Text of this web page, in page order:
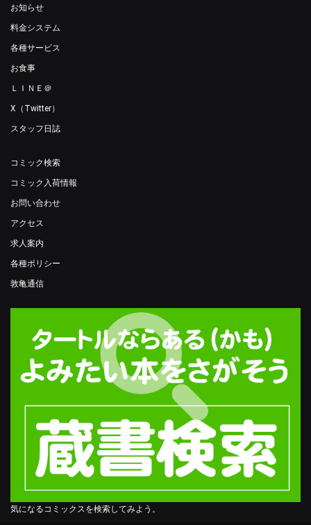
お知らせ
料金システム
各種サービス
お食事
ＬＩＮＥ＠
X（Twitter）
スタッフ日誌
コミック検索
コミック入荷情報
お問い合わせ
アクセス
求人案内
各種ポリシー
敦亀通信
気になるコミックスを検索してみよう。